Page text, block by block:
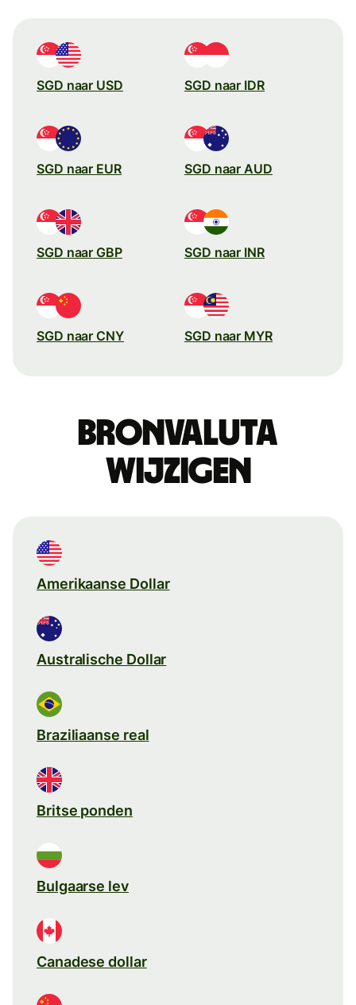
SGD naar USD SGD naar IDR
SGD naar EUR SGD naar AUD
SGD naar GBP SGD naar INR
SGD naar CNY SGD naar MYR
Bronvaluta
wijzigen
Amerikaanse Dollar
Australische Dollar
Braziliaanse real
Britse ponden
Bulgaarse lev
Canadese dollar